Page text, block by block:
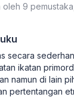
oleh 9
secara
ikatan
namun di lain
pertentangan